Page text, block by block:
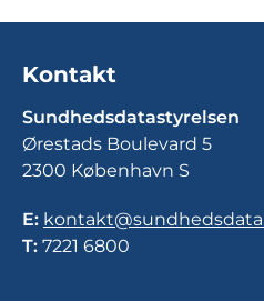
Kontakt
Sundhedsdatastyrelsen
Ørestads Boulevard 5
2300 København S
E:
T: 7221 6800